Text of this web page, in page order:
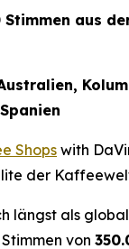
aus
Shopswith
der
längst als
von